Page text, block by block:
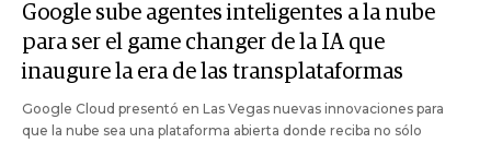
Google sube agentes inteligentes a la nube
para ser el game changer de la IA que
inaugure la era de las transplataformas
Google Cloud presentó en Las Vegas nuevas innovaciones para
que la nube sea una plataforma abierta donde reciba no sólo